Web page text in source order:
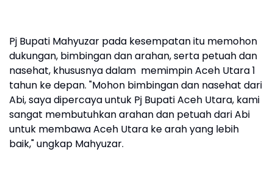
Pj Bupati Mahyuzar pada kesempatan itu memohon
dukungan, bimbingan dan arahan, serta petuah dan
nasehat, khususnya dalam memimpin Aceh Utara 1
tahun ke depan. "Mohon bimbingan dan nasehat dari
Abi, saya dipercaya untuk Pj Bupati Aceh Utara, kami
sangat membutuhkan arahan dan petuah dari Abi
untuk membawa Aceh Utara ke arah yang lebih
baik," ungkap Mahyuzar.